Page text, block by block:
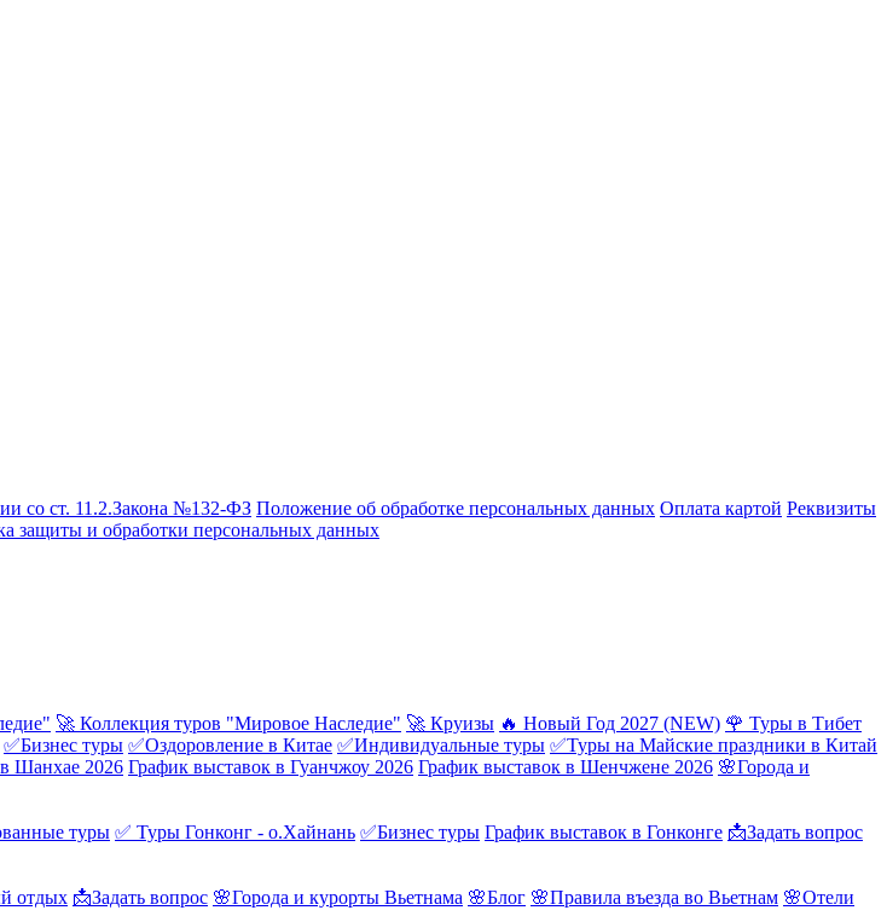
со ст. 11.2.Закона №132-ФЗ Положение об обработке персональных данных Оплата картой Реквизиты
защиты и обработки персональных данных
🚀 Коллекция туров "Мировое Наследие" 🚀 Круизы 🔥 Новый Год 2027 (NEW) 🌹 Туры в Тибет
✅Бизнес туры ✅Оздоровление в Китае ✅Индивидуальные туры ✅Туры на Майские праздники в Китай
Шанхае 2026 График выставок в Гуанчжоу 2026 График выставок в Шенчжене 2026 🌸Города и
туры ✅ Туры Гонконг - о.Хайнань ✅Бизнес туры График выставок в Гонконге 📩Задать вопрос
отдых 📩Задать вопрос 🌸Города и курорты Вьетнама 🌸Блог 🌸Правила въезда во Вьетнам 🌸Отели